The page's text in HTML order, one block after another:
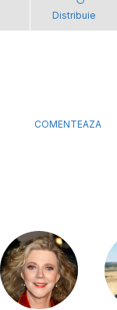
Distribuie
COMENTEAZA